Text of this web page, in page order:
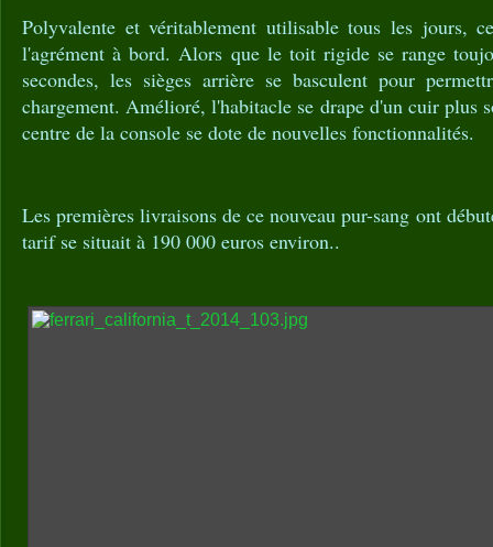
Polyvalente et véritablement utilisable tous les jours,
l'agrément à bord. Alors que le toit rigide se range
secondes, les sièges arrière se basculent pour
chargement. Amélioré, l'habitacle se drape d'un cuir plus
centre de la console se dote de nouvelles fonctionnalités.
Les premières livraisons de ce nouveau pur-sang ont
tarif se situait à 190 000 euros environ..